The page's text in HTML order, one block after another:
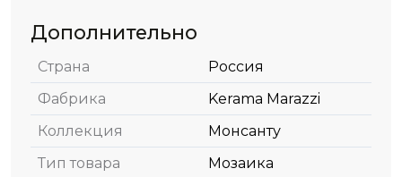
Дополнительно
Страна
Россия
Фабрика
Kerama Marazzi
Коллекция
Монсанту
Тип товара
Мозаика